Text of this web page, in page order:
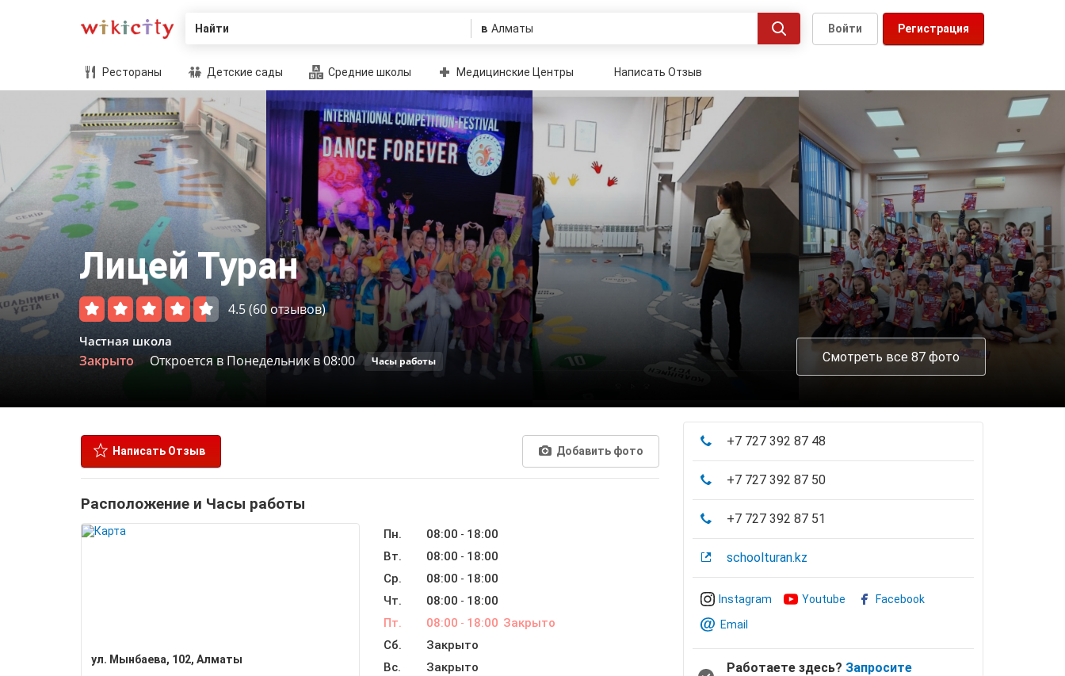
Найти в Регистрация
Войти
Рестораны Детские сады Средние школы Медицинские Центры Написать Отзыв
Лицей Туран
4.5(60 отзывов)
Частная школа
Закрыто Откроется в Понедельник в 08:00 Часы работы Смотреть все 87 фото
Написать Отзыв Добавить фото
Расположение и Часы работы
ул. Мынбаева, 102, Алматы
Пн. 08:00 - 18:00
Вт.
08:00 - 18:00
Ср.
08:00 - 18:00
Чт.
08:00 - 18:00
Пт.
08:00 - 18:00 Закрыто
Сб.
Закрыто
Вс.
Закрыто
+7 727 392 87 48
+7 727 392 87 50
+7 727 392 87 51
schoolturan.kz
Instagram Youtube Facebook
Email
Работаете здесь? Запросите